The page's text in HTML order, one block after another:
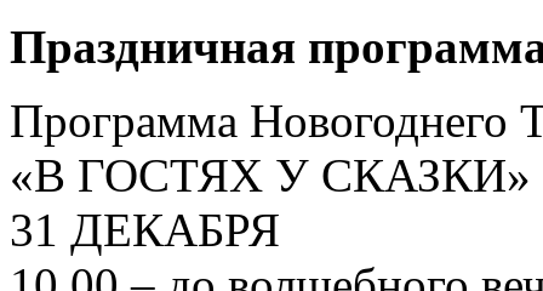
Праздничная
Программа Новогоднего
«В ГОСТЯХ У СКАЗКИ»
31 ДЕКАБРЯ